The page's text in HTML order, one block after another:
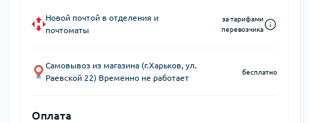
Новой почтой в отделения и
почтоматы
за тарифами
перевозчика
Самовывоз из магазина (г.Харьков, ул.
Раевской 22) Временно не работает
бесплатно
Оплата